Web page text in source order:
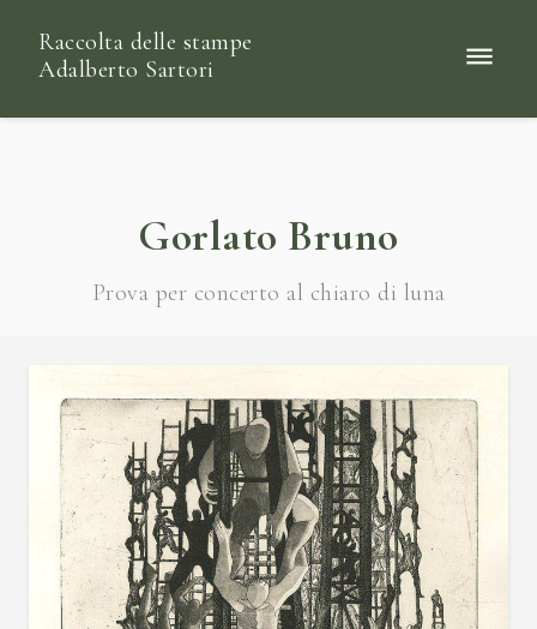
Raccolta delle stampe
Adalberto Sartori
Gorlato Bruno
Prova per concerto al chiaro di luna